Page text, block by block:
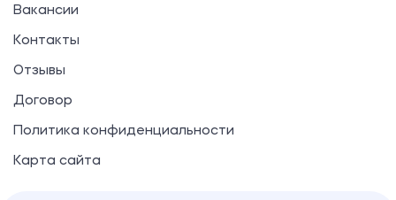
Вакансии
Контакты
Отзывы
Договор
Политика конфиденциальности
Карта сайта